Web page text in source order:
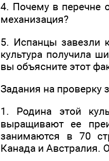
4. Почему в перечне
механизация?
5. Испанцы завезли
культура получила
вы объясните этот
Задания на проверку
1. Родина этой
выращивают ее
занимаются в 70
Канада и Австралия.